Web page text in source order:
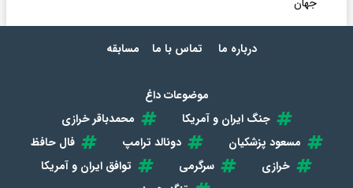
درباره ما تماس با ما مسابقه
موضوعات داغ
جنگ ایران و آمریکا
محمدباقر خرازی
مسعود پزشکیان
دونالد ترامپ
فال حافظ
خرازی
سرگرمی
توافق ایران و آمریکا